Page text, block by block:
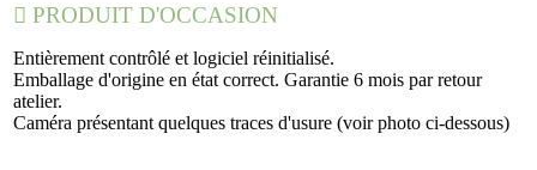
 PRODUIT D'OCCASION
Entièrement contrôlé et logiciel réinitialisé.
Emballage d'origine en état correct. Garantie 6 mois par retour
atelier.
Caméra présentant quelques traces d'usure (voir photo ci-dessous)